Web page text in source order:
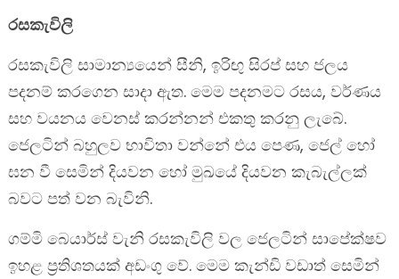
රසකැවිලි
රසකැවිලි සාමාන්‍යයෙන් සීනි, ඉරිඟු සිරප් සහ ජලය
පදනම් කරගෙන සාදා ඇත. මෙම පදනමට රසය, වර්ණය
සහ වයනය වෙනස් කරන්නන් එකතු කරනු ලැබේ.
ජෙලටින් බහුලව භාවිතා වන්නේ එය පෙණ, ජෙල් හෝ
ඝන වී සෙමින් දියවන හෝ මුඛයේ දියවන කැබැල්ලක්
බවට පත් වන බැවිනි.
ගම්මි බෙයාර්ස් වැනි රසකැවිලි වල ජෙලටින් සාපේක්ෂව
ඉහළ ප්‍රතිශතයක් අඩංගු වේ. මෙම කැන්ඩි වඩාත් සෙමින්